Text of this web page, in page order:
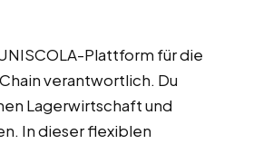
Plattform für die
verantwortlich. Du
Lagerwirtschaft und
In dieser flexiblen